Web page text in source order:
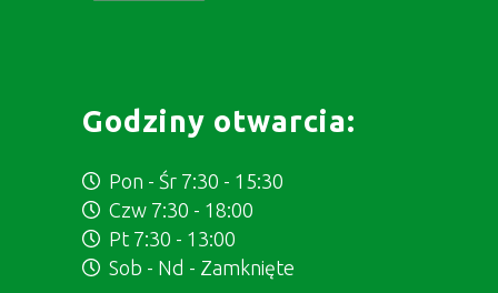
Godziny otwarcia:
Pon - Śr 7:30 - 15:30
Czw 7:30 - 18:00
Pt 7:30 - 13:00
Sob - Nd - Zamknięte